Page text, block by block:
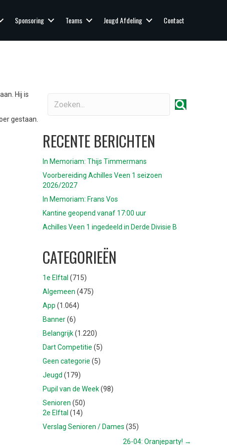
Sponsoring Teams Jeugd Afdeling Contact
Hij is
gestaan.
RECENTE BERICHTEN
In Memoriam: Thijs Timmermans
Voorbereiding Achilles Veen 1 seizoen
2026/2027
In Memoriam: Frans Vos
Kantine geopend vanaf 17:00 uur
Achilles Veen 1 ingedeeld in Derde Divisie B
CATEGORIEËN
1e Elftal (715)
Algemeen (475)
App (1.064)
Banner(6)
Belangrijk(1.220)
Dart Competitie (5)
Geen categorie (5)
Jeugd (179)
Pupil van de Week(98)
Senioren (50)
2e Elftal (14)
Verslag Senioren / Dames (35)
26-04: Oranjeparty! →